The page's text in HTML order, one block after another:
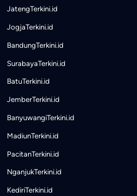
JatengTerkini.id
JogjaTerkini.id
BandungTerkini.id
SurabayaTerkini.id
BatuTerkini.id
JemberTerkini.id
BanyuwangiTerkini.id
MadiunTerkini.id
PacitanTerkini.id
NganjukTerkini.id
KediriTerkini.id